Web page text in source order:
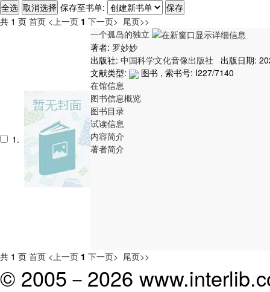
保存至书单:
共 1 页 首页 <上一页 1 下一页> 尾页>>
1.
一个孤岛的独立
著者: 罗妙妙
出版社: 中国科学文化音像出版社
出版日期:
文献类型:
图书 , 索书号: I227/7140
在馆信息
图书信息概览
图书目录
试读信息
内容简介
著者简介
共 1 页 首页 <上一页 1 下一页> 尾页>>
© 2005－ 2026